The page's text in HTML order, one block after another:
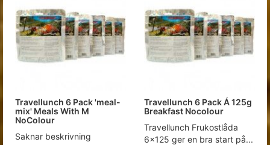
Travellunch 6 Pack 'meal-
mix' Meals With M
NoColour
Saknar beskrivning
Travellunch 6 Pack Á 125g
Breakfast Nocolour
Travellunch Frukostlåda
6x125 ger en bra start på...